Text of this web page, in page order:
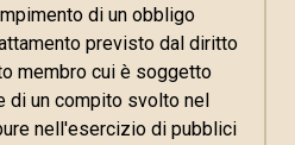
di un obbligo
previsto dal diritto
membro cui è soggetto
di un compito svolto nel
nell'esercizio di pubblici